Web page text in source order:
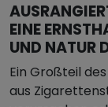
EINE
UND NATUR
Ein Großteil
aus